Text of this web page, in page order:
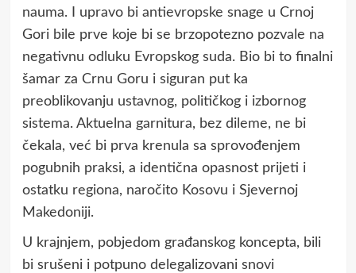
nauma. I upravo bi antievropske snage u Crnoj
Gori bile prve koje bi se brzopotezno pozvale na
negativnu odluku Evropskog suda. Bio bi to finalni
šamar za Crnu Goru i siguran put ka
preoblikovanju ustavnog, političkog i izbornog
sistema. Aktuelna garnitura, bez dileme, ne bi
čekala, već bi prva krenula sa sprovođenjem
pogubnih praksi, a identična opasnost prijeti i
ostatku regiona, naročito Kosovu i Sjevernoj
Makedoniji.
U krajnjem, pobjedom građanskog koncepta, bili
bi srušeni i potpuno delegalizovani snovi